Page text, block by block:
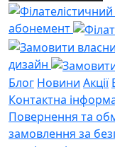
абонемент
дизайн
Блог Новини Акції
Контактна
Повернення та
замовлення за